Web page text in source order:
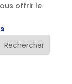
offrir le